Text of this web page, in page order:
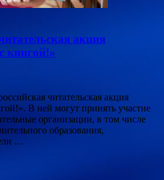
акция
книгой!»
читательская акция
В ней могут принять участие
организации, в том числе
образования,
…